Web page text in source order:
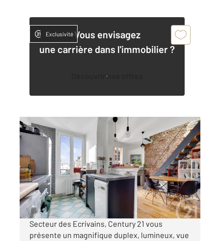
Vous envisagez
une carrière dans l'immobilier ?
Découvrir nos offres
Exclusivité
MONTROUGE 92
77,05 m
, 3 pièces
Ref : 12023
Appartement Duplex à vendre
471 000 €
Visiter le site dédié
Secteur des Ecrivains, Century 21 vous
présente un magnifique duplex, lumineux, vue